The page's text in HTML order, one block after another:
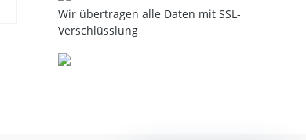
Wir übertragen alle Daten mit SSL-
Verschlüsslung